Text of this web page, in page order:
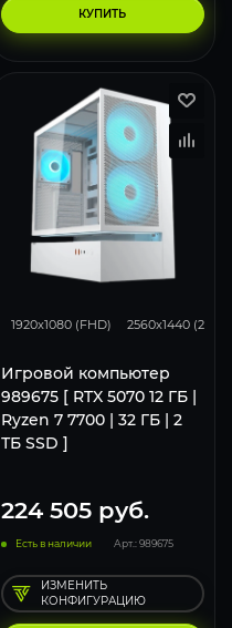
КУПИТЬ
1920x1080 (FHD) 2560x1440 (2K)
Игровой компьютер
989675 [ RTX 5070 12 ГБ |
Ryzen 7 7700 | 32 ГБ | 2
ТБ SSD ]
224 505руб.
Есть в наличии Арт.: 989675
ИЗМЕНИТЬ
КОНФИГУРАЦИЮ